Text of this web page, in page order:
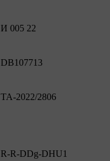
И 005 22
DB107713
TA-2022/2806
R-R-DDg-DHU1